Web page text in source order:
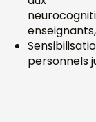
personnels